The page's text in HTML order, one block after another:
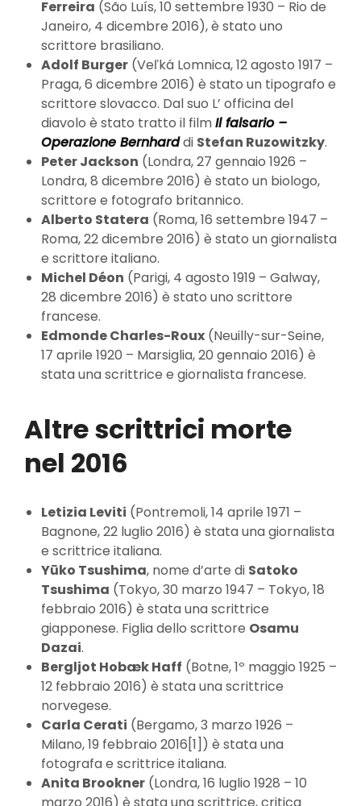
Ferreira (São Luís, 10 settembre 1930 – Rio de
Janeiro, 4 dicembre 2016), è stato uno
scrittore brasiliano.
Adolf Burger (Veľká Lomnica, 12 agosto 1917 –
Praga, 6 dicembre 2016) è stato un tipografo e
scrittore slovacco. Dal suo L’ officina del
diavolo è stato tratto il filmIl falsario –
Operazione Bernharddi Stefan Ruzowitzky.
Peter Jackson (Londra, 27 gennaio 1926 –
Londra, 8 dicembre 2016) è stato un biologo,
scrittore e fotografo britannico.
Alberto Statera (Roma, 16 settembre 1947 –
Roma, 22 dicembre 2016) è stato un giornalista
e scrittore italiano.
Michel Déon (Parigi, 4 agosto 1919 – Galway,
28 dicembre 2016) è stato uno scrittore
francese.
Edmonde Charles-Roux (Neuilly-sur-Seine,
17 aprile 1920 – Marsiglia, 20 gennaio 2016) è
stata una scrittrice e giornalista francese.
Altre scrittrici morte
nel 2016
Letizia Leviti (Pontremoli, 14 aprile 1971 –
Bagnone, 22 luglio 2016) è stata una giornalista
e scrittrice italiana.
Yūko Tsushima, nome d’arte di Satoko
Tsushima (Tokyo, 30 marzo 1947 – Tokyo, 18
febbraio 2016) è stata una scrittrice
giapponese. Figlia dello scrittore Osamu
Dazai.
Bergljot Hobæk Haff (Botne, 1º maggio 1925 –
12 febbraio 2016) è stata una scrittrice
norvegese.
Carla Cerati (Bergamo, 3 marzo 1926 –
Milano, 19 febbraio 2016[1]) è stata una
fotografa e scrittrice italiana.
Anita Brookner (Londra, 16 luglio 1928 – 10